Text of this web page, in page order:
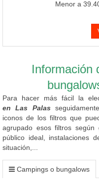
Menor a
Información
Para hacer más fácil la
en Las Palas
iconos de los filtros que
agrupado esos filtros según
público ideal, instalaciones
situación,...
Campings o bungalows